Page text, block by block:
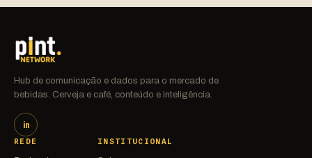
Hub de comunicação e dados para o mercado de
bebidas. Cerveja e café, conteúdo e inteligência.
in
REDE
INSTITUCIONAL